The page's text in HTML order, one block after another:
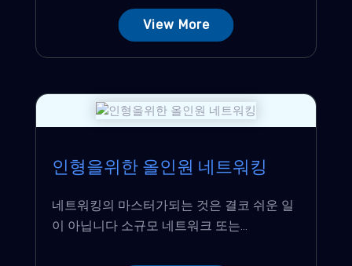
View More
인형을위한 올인원 네트워킹
네트워킹의 마스터가되는 것은 결코 쉬운 일
이 아닙니다 소규모 네트워크 또는...